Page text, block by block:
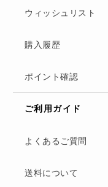
ウィッシュリスト
購入履歴
ポイント確認
ご利用ガイド
よくあるご質問
送料について